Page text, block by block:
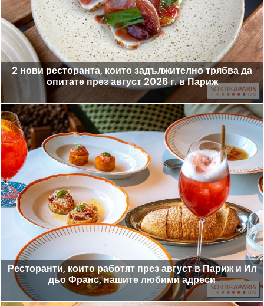
2 нови ресторанта, които задължително трябва да
опитате през август 2026 г. в Париж
Ресторанти, които работят през август в Париж и Ил
дьо Франс, нашите любими адреси